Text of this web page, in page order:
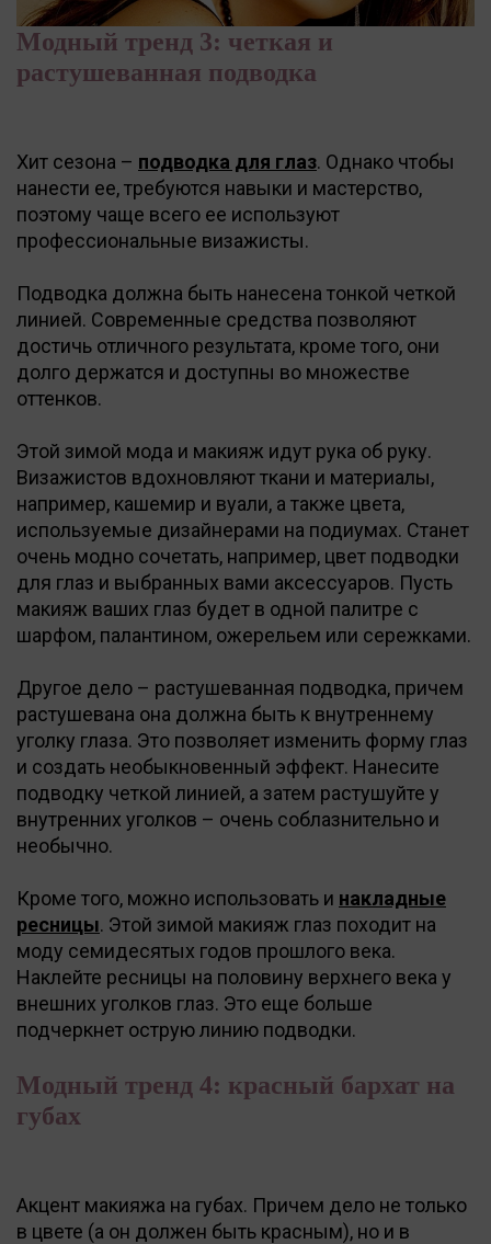
Модный тренд 3: четкая и
растушеванная подводка
Хит сезона – подводка для глаз. Однако чтобы
нанести ее, требуются навыки и мастерство,
поэтому чаще всего ее используют
профессиональные визажисты.
Подводка должна быть нанесена тонкой четкой
линией. Современные средства позволяют
достичь отличного результата, кроме того, они
долго держатся и доступны во множестве
оттенков.
Этой зимой мода и макияж идут рука об руку.
Визажистов вдохновляют ткани и материалы,
например, кашемир и вуали, а также цвета,
используемые дизайнерами на подиумах. Станет
очень модно сочетать, например, цвет подводки
для глаз и выбранных вами аксессуаров. Пусть
макияж ваших глаз будет в одной палитре с
шарфом, палантином, ожерельем или сережками.
Другое дело – растушеванная подводка, причем
растушевана она должна быть к внутреннему
уголку глаза. Это позволяет изменить форму глаз
и создать необыкновенный эффект. Нанесите
подводку четкой линией, а затем растушуйте у
внутренних уголков – очень соблазнительно и
необычно.
Кроме того, можно использовать и накладные
ресницы. Этой зимой макияж глаз походит на
моду семидесятых годов прошлого века.
Наклейте ресницы на половину верхнего века у
внешних уголков глаз. Это еще больше
подчеркнет острую линию подводки.
Модный тренд 4: красный бархат на
губах
Акцент макияжа на губах. Причем дело не только
в цвете (а он должен быть красным), но и в